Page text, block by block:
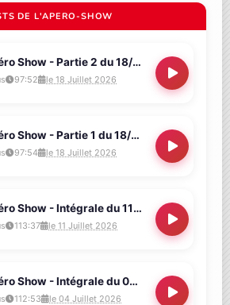
DE L'APERO-SHOW
L'Apéro Show - Partie 2 du 18/07/2026 (...et on achève la saison en beauté !)
97:52 le 18 Juillet 2026
L'Apéro Show - Partie 1 du 18/07/2026 (On prend les mêmes...)
97:54 le 18 Juillet 2026
L'Apéro Show - Intégrale du 11/07/2026 (avec Karen Liora)
113:37 le 11 Juillet 2026
L'Apéro Show - Intégrale du 04/07/2026 (Sus aux moustiques !)
112:53 le 04 Juillet 2026